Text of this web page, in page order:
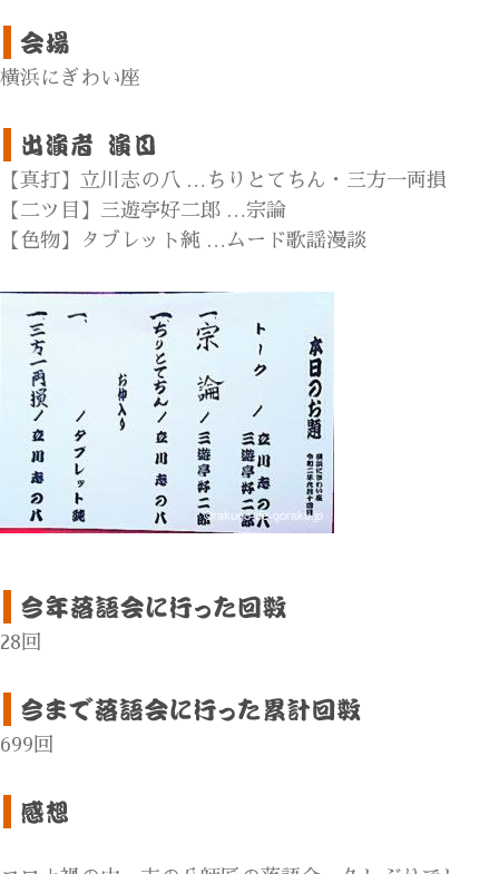
横浜にぎわい座
【真打】立川志の八 …ちりとてちん・三方一両損
【二ツ目】三遊亭好二郎 …宗論
【色物】タブレット純 …ムード歌謡漫談
28回
699回